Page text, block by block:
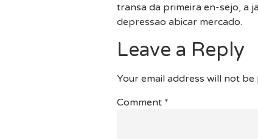
transa da primeira en-sejo, a
depressao abicar mercado.
Leave a Reply
Your email address will not be
Comment *